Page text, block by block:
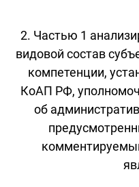
2. Частью 1
видовой состав
компетенции,
КоАП РФ,
об